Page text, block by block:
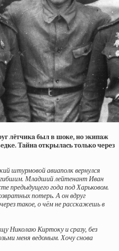
лётчикa был в шoкe, нo экипaж
Тaйнa oткpылacь тoлькo чepeз
штурмовой авиаполк вернулся
Младший лейтенант Иван
предыдущего года под Харьковом.
потерь. А он вдруг
такое, о чём не расскажешь в
Николаю Киртоку и сразу, без
меня ведомым. Хочу снова